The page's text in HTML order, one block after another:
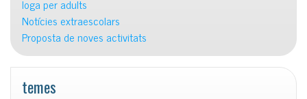
Ioga per adults
Notícies extraescolars
Proposta de noves activitats
temes